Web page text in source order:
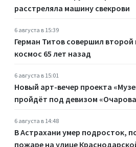
расстреляла машину свекрови
6 августа в 15:39
Герман Титов совершил второй
космос 65 лет назад
6 августа в 15:01
Новый арт-вечер проекта
пройдёт под девизом
6 августа в 14:48
В Астрахани умер подросток,
пожаре на улице